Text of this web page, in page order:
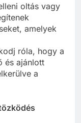
oltás vagy
amelyek
róla, hogy a
és ajánlott
a